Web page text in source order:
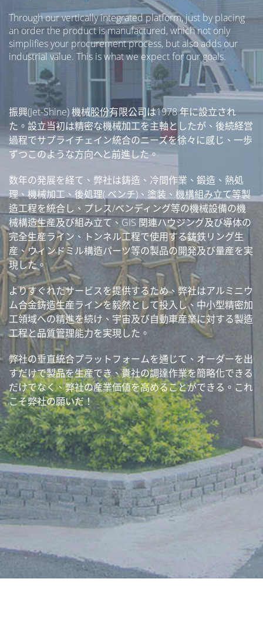
Through our vertically integrated platform, just by placing
an order the product is manufactured, which not only
simplifies your procurement process, but also adds our
industrial value. This is what we expect for our goals.
振興(Jet-Shine) 機械股份有限公司は1978 年に設立され
た。設立当初は精密な機械加工を主軸としたが、後続経営
過程でサプライチェイン統合のニーズを徐々に感じ、一歩
ずつこのような方向へと前進した。
数年の発展を経て、弊社は鋳造、冷間作業、鍛造、熱処
理、機械加工、後処理( ベンチ)、塗装、機構組み立て等製
造工程を統合し、プレス/ベンディング等の機械設備の機
械構造生産及び組み立て、GIS 関連ハウジング及び導体の
完全生産ライン、トンネル工程で使用する鋳鉄リング生
産、ウィンドミル構造パーツ等の製品の開発及び量産を実
現した。
よりすぐれたサービスを提供するため、弊社はアルミニウ
ム合金鋳造生産ラインを毅然として投入し、中小型精密加
工領域への精進を続け、宇宙及び自動車産業に対する製造
工程と品質管理能力を実現した。
弊社の垂直統合プラットフォームを通じて、オーダーを出
すだけで製品を生産でき、貴社の調達作業を簡略化できる
だけでなく、弊社の産業価値を高めることができる。これ
こそ弊社の願いだ！